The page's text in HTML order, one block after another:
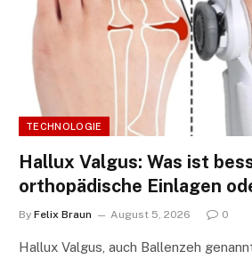
TECHNOLOGIE
Hallux Valgus: Was ist
orthopädische Einlagen
By Felix Braun August 5, 2026 0
Hallux Valgus, auch Ballenzeh